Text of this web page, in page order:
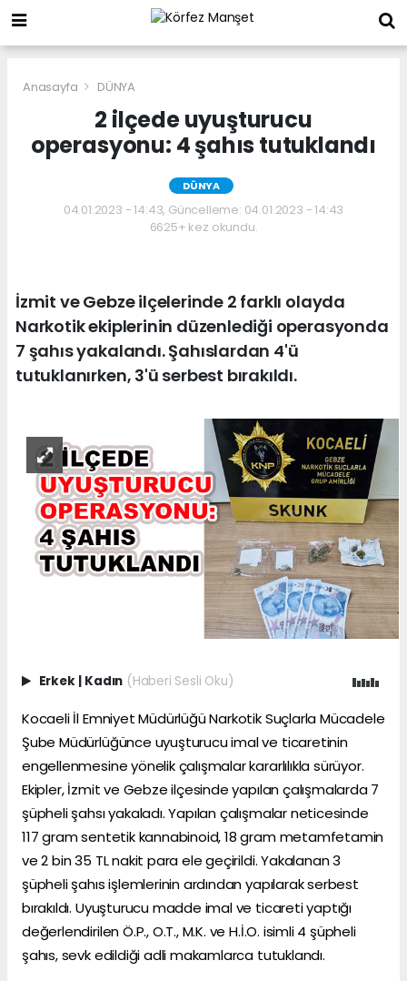
Anasayfa DÜNYA
2 ilçede uyuşturucu
operasyonu: 4 şahıs tutuklandı
DÜNYA
04.01.2023 - 14:43, Güncelleme: 04.01.2023 - 14:43
6625+ kez okundu.
İzmit ve Gebze ilçelerinde 2 farklı olayda
Narkotik ekiplerinin düzenlediği operasyonda
7 şahıs yakalandı. Şahıslardan 4'ü
tutuklanırken, 3'ü serbest bırakıldı.
Erkek | Kadın (Haberi Sesli Oku)
Kocaeliİl Emniyet Müdürlüğü Narkotik Suçlarla Mücadele
Şube Müdürlüğünce uyuşturucu imal ve ticaretinin
engellenmesine yönelik çalışmalar kararlılıkla sürüyor.
Ekipler,İzmitve Gebzeilçesinde yapılan çalışmalarda 7
şüpheli şahsı yakaladı. Yapılan çalışmalar neticesinde
117 gram sentetik kannabinoid, 18 gram metamfetamin
ve 2 bin 35 TL nakit para ele geçirildi. Yakalanan 3
şüpheli şahıs işlemlerinin ardından yapılarak serbest
bırakıldı. Uyuşturucu madde imal ve ticareti yaptığı
değerlendirilen Ö.P., O.T., M.K. ve H.İ.O. isimli 4 şüpheli
şahıs, sevk edildiği adli makamlarca tutuklandı.